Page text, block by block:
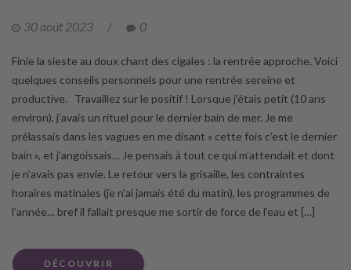
30 août 2023 / 0
Finie la sieste au doux chant des cigales : la rentrée approche. Voici
quelques conseils personnels pour une rentrée sereine et
productive. Travaillez sur le positif ! Lorsque j’étais petit (10 ans
environ), j’avais un rituel pour le dernier bain de mer. Je me
prélassais dans les vagues en me disant « cette fois c’est le dernier
bain », et j’angoissais… Je pensais à tout ce qui m’attendait et dont
je n’avais pas envie. Le retour vers la grisaille, les contraintes
horaires matinales (je n’ai jamais été du matin), les programmes de
l’année… bref il fallait presque me sortir de force de l’eau et […]
DÉCOUVRIR